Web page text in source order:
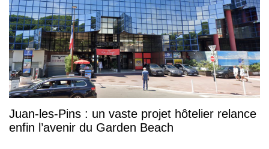
Juan-les-Pins : un vaste projet hôtelier relance
enfin l’avenir du Garden Beach